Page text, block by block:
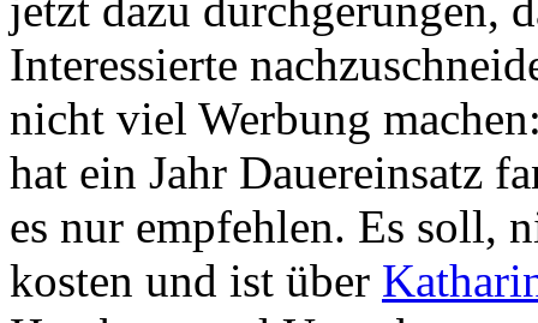
jetzt dazu durchgerungen,
Interessierte
nicht viel Werbung
hat ein Jahr Dauereinsatz
es nur empfehlen. Es soll,
kosten und ist über